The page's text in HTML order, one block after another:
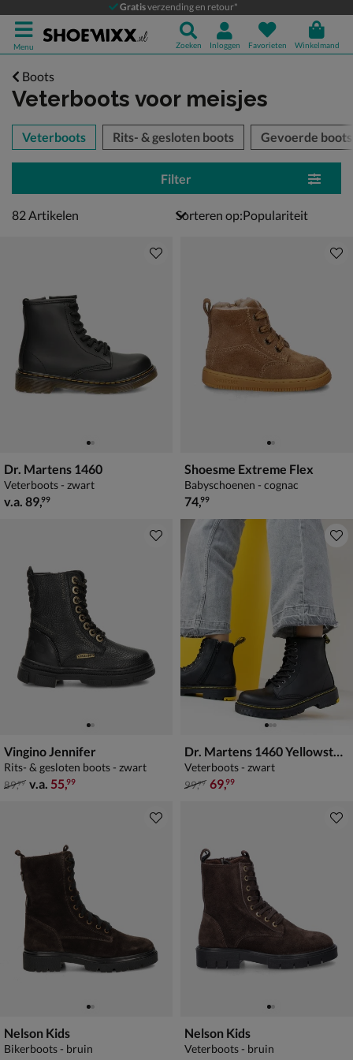
Gratisverzending en retour*
Menu Zoeken Inloggen Favorieten Winkelmand
Boots
Veterboots voor meisjes
over
Veterboots Rits- & gesloten boots Gevoerde boots
Filter
82 artikelen
82Artikelen Sorteren op:
Dr. Martens 1460
Veterboots - zwart
vanaf € 89,99
v.a. 89,99
Shoesme Extreme Flex
Babyschoenen - cognac
€ 74,99
74,99
Vingino Jennifer
Rits- & gesloten boots - zwart
van € 89,99 vanaf € 55,99
89,99 v.a. 55,99
Dr. Martens 1460 Yellowstone Winter Grip
Veterboots - zwart
van € 99,99 voor € 69,99
99,99 69,99
Nelson Kids
Bikerboots - bruin
Nelson Kids
Veterboots - bruin